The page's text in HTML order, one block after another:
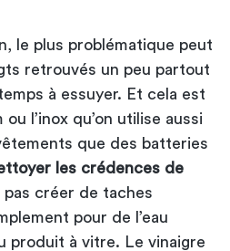
le plus problématique peut
retrouvés un peu partout
à essuyer. Et cela est
ou l’inox qu’on utilise aussi
que des batteries
les crédences de
pas créer de taches
pour de l’eau
produit à vitre. Le vinaigre